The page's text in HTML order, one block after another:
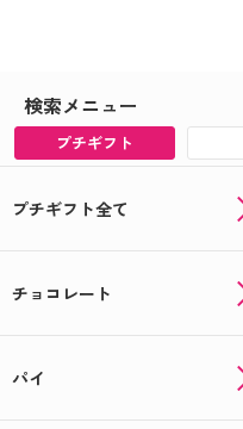
検索メニュー
プチギフト
プチギフト全て
チョコレート
パイ